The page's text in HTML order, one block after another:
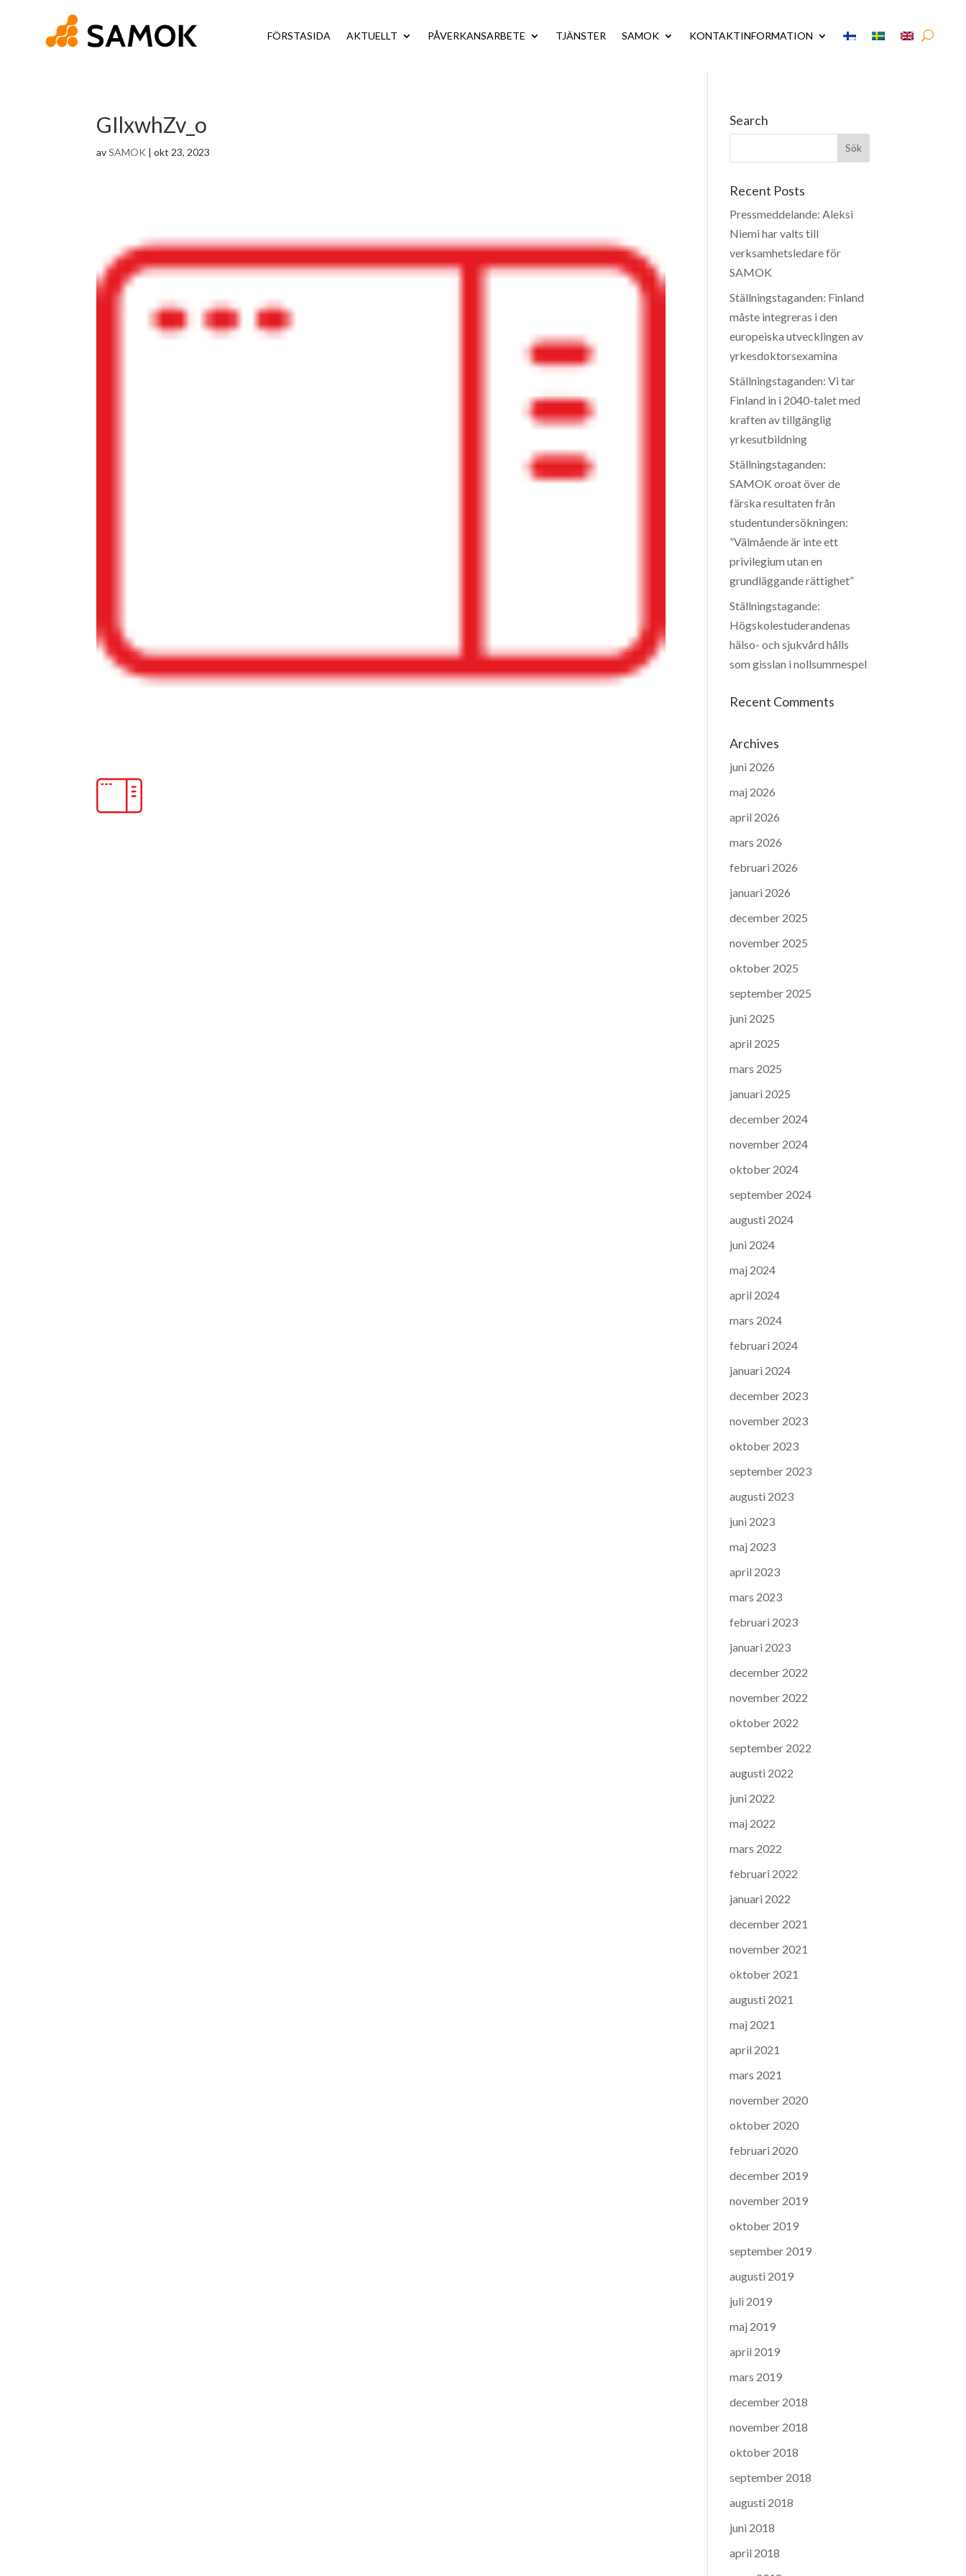
FÖRSTASIDA AKTUELLT PÅVERKANSARBETE TJÄNSTER SAMOK KONTAKTINFORMATION
GIlxwhZv_o
avSAMOK |okt 23, 2023
Search
Recent Posts
Pressmeddelande: Aleksi
Niemi har valts till
verksamhetsledare för
SAMOK
Ställningstaganden: Finland
måste integreras i den
europeiska utvecklingen av
yrkesdoktorsexamina
Ställningstaganden: Vi tar
Finland in i 2040-talet med
kraften av tillgänglig
yrkesutbildning
Ställningstaganden:
SAMOK oroat över de
färska resultaten från
studentundersökningen:
”Välmående är inte ett
privilegium utan en
grundläggande rättighet”
Ställningstagande:
Högskolestuderandenas
hälso- och sjukvård hålls
som gisslan i nollsummespel
Recent Comments
Archives
juni 2026
maj 2026
april 2026
mars 2026
februari 2026
januari 2026
december 2025
november 2025
oktober 2025
september 2025
juni 2025
april 2025
mars 2025
januari 2025
december 2024
november 2024
oktober 2024
september 2024
augusti 2024
juni 2024
maj 2024
april 2024
mars 2024
februari 2024
januari 2024
december 2023
november 2023
oktober 2023
september 2023
augusti 2023
juni 2023
maj 2023
april 2023
mars 2023
februari 2023
januari 2023
december 2022
november 2022
oktober 2022
september 2022
augusti 2022
juni 2022
maj 2022
mars 2022
februari 2022
januari 2022
december 2021
november 2021
oktober 2021
augusti 2021
maj 2021
april 2021
mars 2021
november 2020
oktober 2020
februari 2020
december 2019
november 2019
oktober 2019
september 2019
augusti 2019
juli 2019
maj 2019
april 2019
mars 2019
december 2018
november 2018
oktober 2018
september 2018
augusti 2018
juni 2018
april 2018